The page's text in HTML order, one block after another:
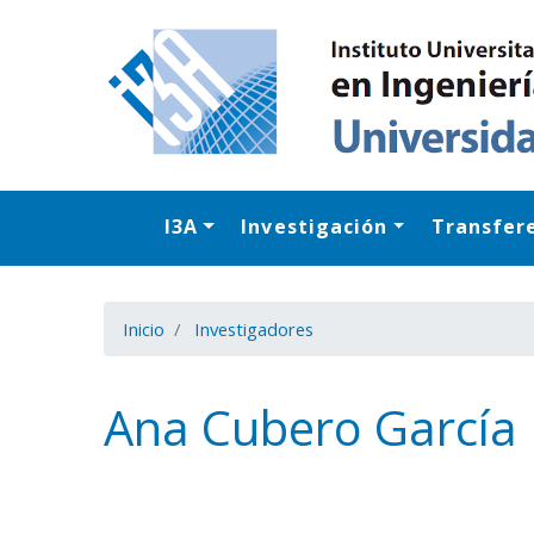
I3A Investigación
Inicio Investigadores
Ana Cubero García